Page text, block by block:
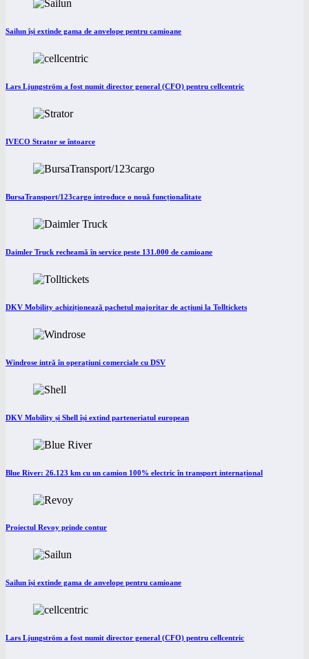
Sailun își extinde gama de anvelope pentru camioane
Lars Ljungström a fost numit director general (CFO) pentru cellcentric
IVECO Strator se întoarce
BursaTransport/123cargo introduce o nouă funcționalitate
Daimler Truck recheamă în service peste 131.000 de camioane
DKV Mobility achiziționează pachetul majoritar de acțiuni la Tolltickets
Windrose intră în operațiuni comerciale cu DSV
DKV Mobility și Shell își extind parteneriatul european
Blue River: 26.123 km cu un camion 100% electric în transport internațional
Proiectul Revoy prinde contur
Sailun își extinde gama de anvelope pentru camioane
Lars Ljungström a fost numit director general (CFO) pentru cellcentric